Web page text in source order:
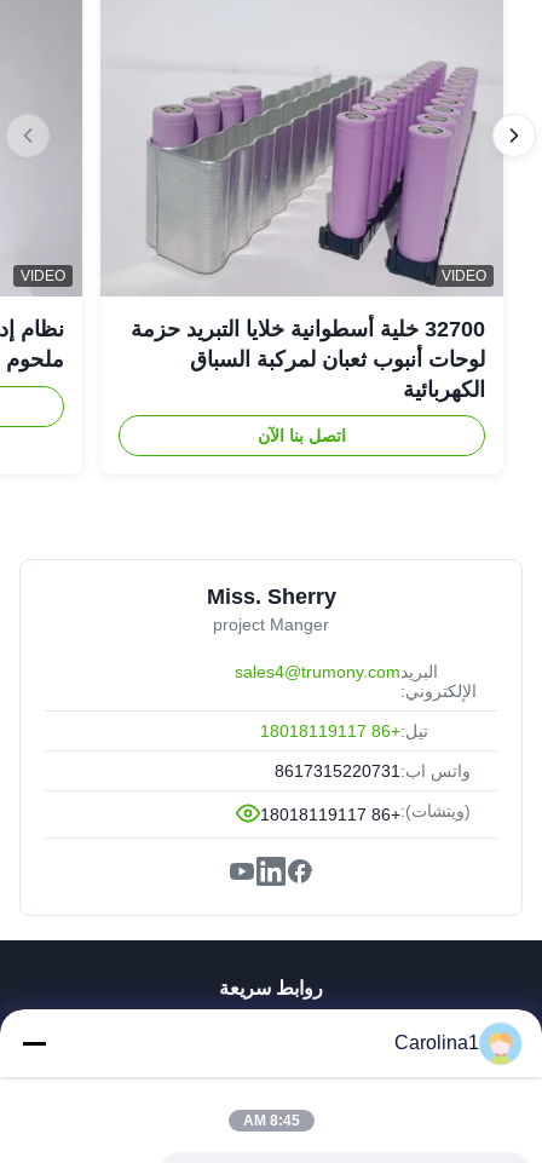
VIDEO
32700 خلية أسطوانية خلايا التبريد حزمة
لوحات أنبوب ثعبان لمركبة السباق
الكهربائية
اتصل بنا الآن
VIDEO
نظام
ملحوم FSW
Miss. Sherry
project Manger
البريد
الإلكتروني:
sales4@trumony.com
تيل:+86 18018119117
واتس اب: 8617315220731
(ويتشات):+86 18018119117
روابط سريعة
معلومات عنا
Carolina1
8:45 AM